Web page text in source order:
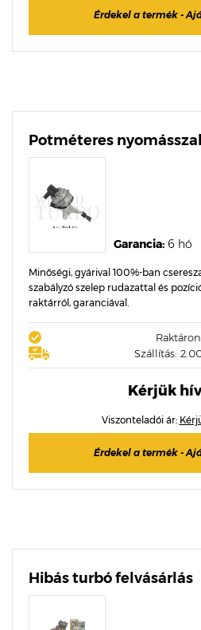
Érdekel a termék -
Potméteres
Garancia: 6 hó
Minőségi, gyárival 100%-ban
szabályzó szelep rudazattal és
raktárról, garanciával.
Raktáron
Szállítás:
Kérjük
Viszonteladói ár:
Érdekel a termék -
Hibás turbó felvásárlás